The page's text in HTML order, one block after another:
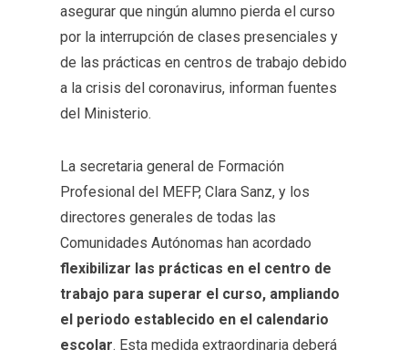
asegurar que ningún alumno pierda el curso
por la interrupción de clases presenciales y
de las prácticas en centros de trabajo debido
a la crisis del coronavirus, informan fuentes
del Ministerio.
La secretaria general de Formación
Profesional del MEFP, Clara Sanz, y los
directores generales de todas las
Comunidades Autónomas han acordado
flexibilizar las prácticas en el centro de
trabajo para superar el curso, ampliando
el periodo establecido en el calendario
escolar. Esta medida extraordinaria deberá